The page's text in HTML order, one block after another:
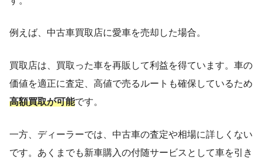
例えば、中古車買取店に愛車を売却した場合。
買取店は、買取った車を再販して利益を得ています。車の
価値を適正に査定、高値で売るルートも確保しているため
高額買取が可能です。
一方、ディーラーでは、中古車の査定や相場に詳しくない
です。あくまでも新車購入の付随サービスとして車を引き